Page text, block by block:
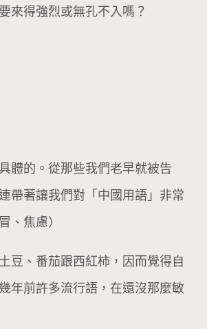
來得強烈或無孔不入嗎？
體的。從那些我們老早就被告
帶著讓我們對「中國用語」非常
、焦慮）
豆、番茄跟西紅柿，因而覺得自
年前許多流行語，在還沒那麼敏